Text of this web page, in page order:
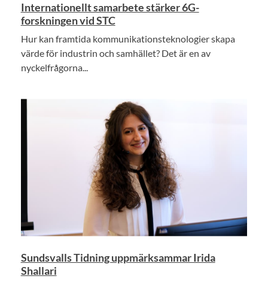
Internationellt samarbete stärker 6G-
forskningen vid STC
Hur kan framtida kommunikationsteknologier skapa
värde för industrin och samhället? Det är en av
nyckelfrågorna...
Sundsvalls Tidning uppmärksammar Irida
Shallari